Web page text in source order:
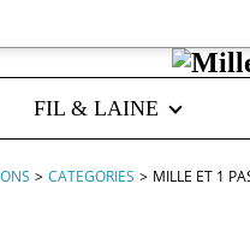
FIL & LAINE
> CATEGORIES > MILLE ET 1